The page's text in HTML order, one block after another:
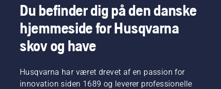
Du befinder dig på den danske
hjemmeside for Husqvarna
skov og have
Husqvarna har været drevet af en passion for
innovation siden 1689 og leverer professionelle